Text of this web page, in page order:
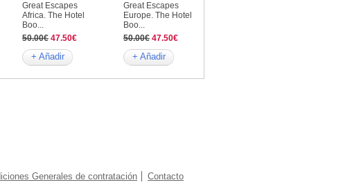
Great Escapes
Africa. The Hotel
Boo...
50.00€ 47.50€
+ Añadir
Great Escapes
Europe. The Hotel
Boo...
50.00€ 47.50€
+ Añadir
Generales de contratación Contacto